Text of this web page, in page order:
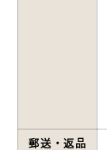
郵送・返品